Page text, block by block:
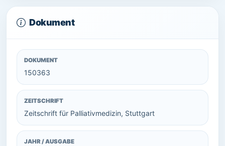
Dokument
DOKUMENT
150363
ZEITSCHRIFT
Zeitschrift für Palliativmedizin, Stuttgart
JAHR / AUSGABE